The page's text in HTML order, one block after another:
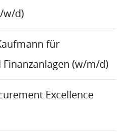
w/d)
für
(w/m/d)
Excellence